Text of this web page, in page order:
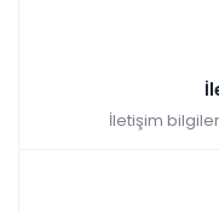
İletişim